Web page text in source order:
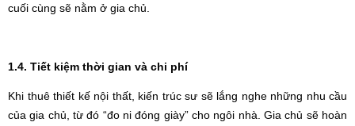
cuối cùng sẽ nằm ở gia chủ.
1.4. Tiết kiệm thời gian và chi phí
Khi thuê thiết kế nội thất, kiến trúc sư sẽ lắng nghe những nhu cầu
của gia chủ, từ đó “đo ni đóng giày” cho ngôi nhà. Gia chủ sẽ hoàn